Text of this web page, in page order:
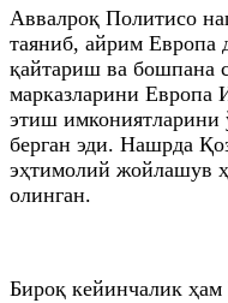
Аввалроқ Политисо
таяниб, айрим Европа
қайтариш ва бошпана
марказларини Европа
этиш имкониятларини
берган эди. Нашрда
эҳтимолий жойлашув
олинган.
Бироқ кейинчалик ҳам